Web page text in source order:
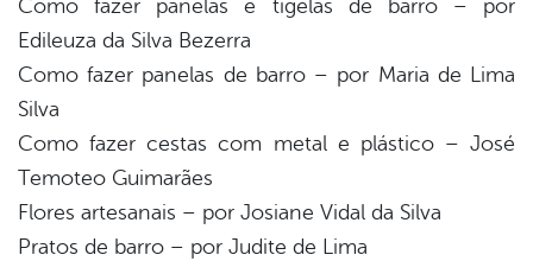
Como fazer panelas e tigelas de barro – por
Edileuza da Silva Bezerra
Como fazer panelas de barro – por Maria de Lima
Silva
Como fazer cestas com metal e plástico – José
Temoteo Guimarães
Flores artesanais – por Josiane Vidal da Silva
Pratos de barro – por Judite de Lima